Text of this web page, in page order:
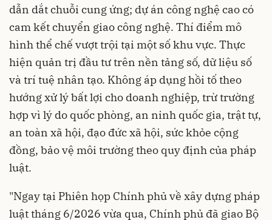
dẫn dắt chuỗi cung ứng; dự án công nghệ cao có
cam kết chuyển giao công nghệ. Thí điểm mô
hình thể chế vượt trội tại một số khu vực. Thực
hiện quản trị đầu tư trên nền tảng số, dữ liệu số
và trí tuệ nhân tạo. Không áp dụng hồi tố theo
hướng xử lý bất lợi cho doanh nghiệp, trừ trường
hợp vì lý do quốc phòng, an ninh quốc gia, trật tự,
an toàn xã hội, đạo đức xã hội, sức khỏe cộng
đồng, bảo vệ môi trường theo quy định của pháp
luật.
"Ngay tại Phiên họp Chính phủ về xây dựng pháp
luật tháng 6/2026 vừa qua, Chính phủ đã giao Bộ